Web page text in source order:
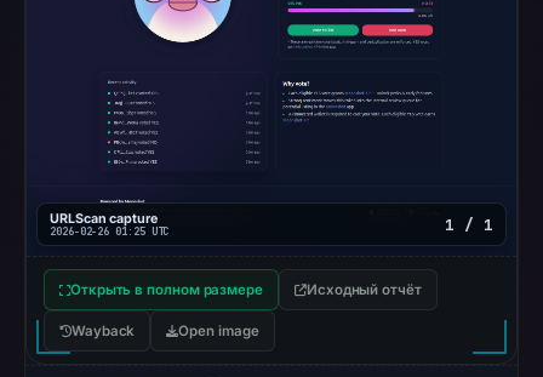
Other
observations:
Safe
Browsing
no
on
Mar
3,
URLScan capture
2026-02-26 01:25 UTC 1 / 1
Открыть в полном размере Исходный отчёт
Wayback Open image